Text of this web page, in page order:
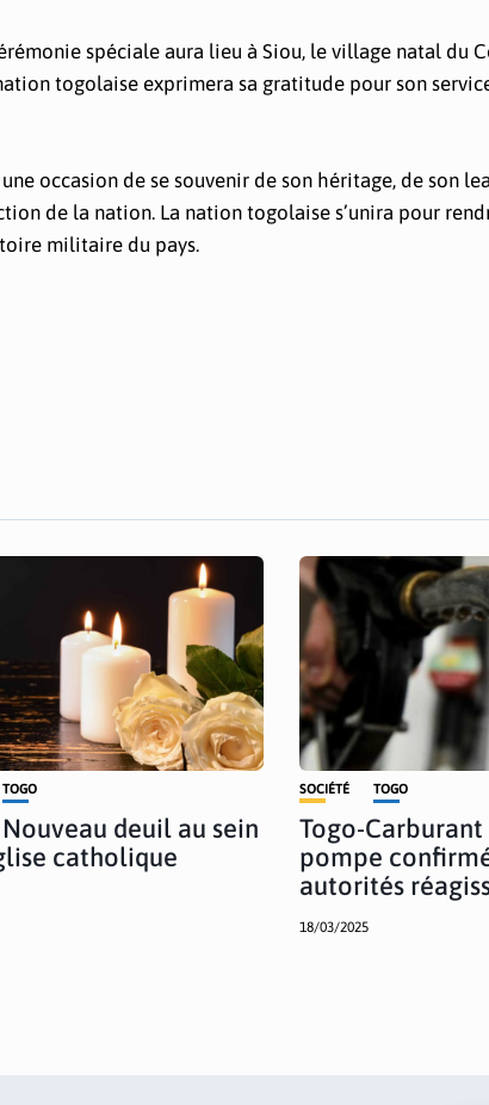
spéciale aura lieu à Siou, le village natal du
togolaise exprimera sa gratitude pour son
occasion de se souvenir de son héritage, de son
de la nation. La nation togolaise s’unira pour
militaire du pays.
TOGO
Nouveau deuil au sein
catholique
SOCIÉTÉ TOGO
Togo-Carburant
pompe
autorités
18/03/2025